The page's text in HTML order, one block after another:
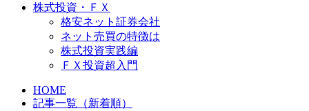
株式投資・ＦＸ
格安ネット証券会社
ネット売買の特徴は
株式投資実践編
ＦＸ投資超入門
HOME
記事一覧（新着順）